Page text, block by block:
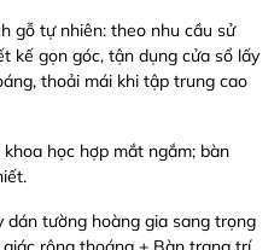
gỗ tự nhiên: theo nhu cầu sử
kế gọn góc, tận dụng cửa sổ lấy
thoải mái khi tập trung cao
học hợp mắt ngắm; bàn
dán tường hoàng gia sang trọng